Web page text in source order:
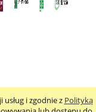
i zgodnie z Polityką